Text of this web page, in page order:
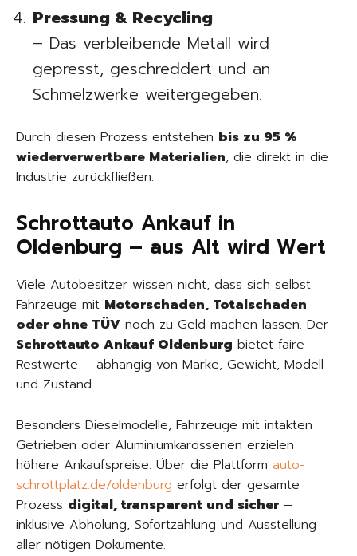
Pressung & Recycling
– Das verbleibende Metall wird
gepresst, geschreddert und an
Schmelzwerke weitergegeben.
Durch diesen Prozess entstehen bis zu 95 %
wiederverwertbare Materialien, die direkt in die
Industrie zurückfließen.
Schrottauto Ankauf in
Oldenburg – aus Alt wird Wert
Viele Autobesitzer wissen nicht, dass sich selbst
Fahrzeuge mit Motorschaden, Totalschaden
oder ohne TÜV noch zu Geld machen lassen. Der
Schrottauto Ankauf Oldenburg bietet faire
Restwerte – abhängig von Marke, Gewicht, Modell
und Zustand.
Besonders Dieselmodelle, Fahrzeuge mit intakten
Getrieben oder Aluminiumkarosserien erzielen
höhere Ankaufspreise. Über die Plattform auto-
schrottplatz.de/oldenburg erfolgt der gesamte
Prozess digital, transparent und sicher –
inklusive Abholung, Sofortzahlung und Ausstellung
aller nötigen Dokumente.